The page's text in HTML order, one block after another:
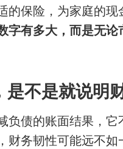
的保险，为家庭的
字有多大，而是无论
不是就说明
负债的账面结果，
财务韧性可能远不如